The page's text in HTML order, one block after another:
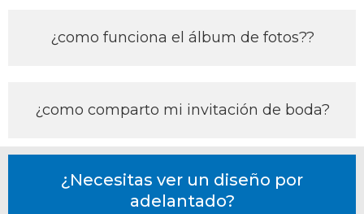
¿como funciona el álbum de fotos??
¿como comparto mi invitación de boda?
¿Necesitas ver un diseño por
adelantado?